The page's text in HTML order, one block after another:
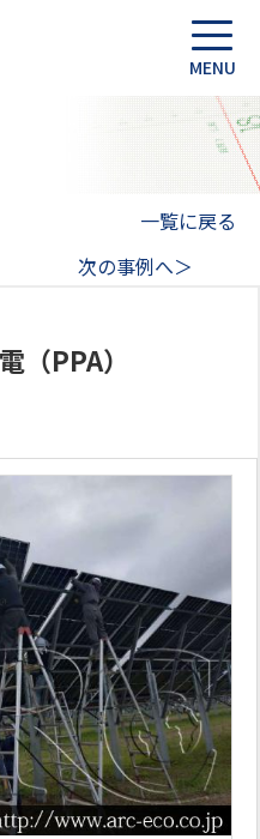
一覧に戻る
次の事例へ＞
（PPA）